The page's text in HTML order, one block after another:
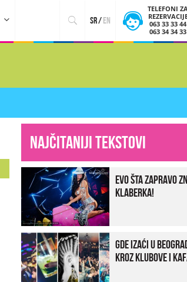
sr/en
TELEFONI
063 33 33 44
063 34 34 33
Najčitaniji tekstovi
Evo šta zapravo
klaberka!
Gde izaći u
kroz klubove i